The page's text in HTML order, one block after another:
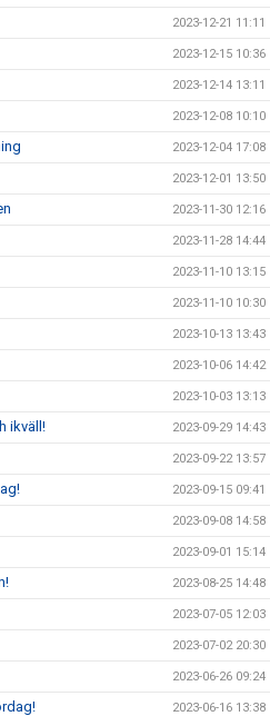
2023-12-21 11:11
2023-12-15 10:36
2023-12-14 13:11
2023-12-08 10:10
2023-12-04 17:08
2023-12-01 13:50
2023-11-30 12:16
2023-11-28 14:44
2023-11-10 13:15
2023-11-10 10:30
2023-10-13 13:43
2023-10-06 14:42
2023-10-03 13:13
ikväll! 2023-09-29 14:43
2023-09-22 13:57
2023-09-15 09:41
2023-09-08 14:58
2023-09-01 15:14
2023-08-25 14:48
2023-07-05 12:03
2023-07-02 20:30
2023-06-26 09:24
2023-06-16 13:38